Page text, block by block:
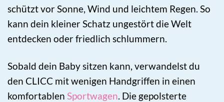
schützt vor Sonne, Wind und leichtem Regen. So
kann dein kleiner Schatz ungestört die Welt
entdecken oder friedlich schlummern.
Sobald dein Baby sitzen kann, verwandelst du
den CLICC mit wenigen Handgriffen in einen
komfortablen Sportwagen. Die gepolsterte